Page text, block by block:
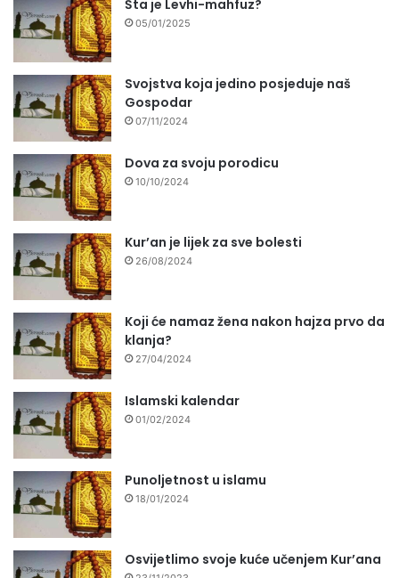
Šta je Levhi-mahfuz?
05/01/2025
Svojstva koja jedino posjeduje naš
Gospodar
07/11/2024
Dova za svoju porodicu
10/10/2024
Kur’an je lijek za sve bolesti
26/08/2024
Koji će namaz žena nakon hajza prvo da
klanja?
27/04/2024
Islamski kalendar
01/02/2024
Punoljetnost u islamu
18/01/2024
Osvijetlimo svoje kuće učenjem Kur’ana